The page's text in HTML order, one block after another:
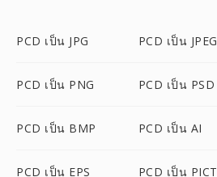
PCD เป็น JPG PCD เป็น JPEG
PCD เป็น PNG PCD เป็น PSD
PCD เป็น BMP PCD เป็น AI
PCD เป็น EPS PCD เป็น PICT